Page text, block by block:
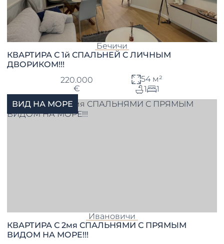
Бечичи
КВАРТИРА С 1й СПАЛЬНЕЙ С ЛИЧНЫМ
ДВОРИКОМ!!!
220.000
€
54 м²
1
1
ВИД НА МОРЕ
Ивановичи
КВАРТИРА С 2мя СПАЛЬНЯМИ С ПРЯМЫМ
ВИДОМ НА МОРЕ!!!